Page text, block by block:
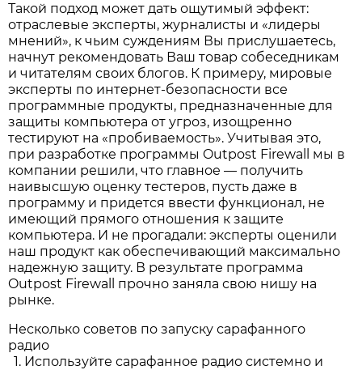
Такой подход может дать ощутимый эффект:
отраслевые эксперты, журналисты и «лидеры
мнений», к чьим суждениям Вы прислушаетесь,
начнут рекомендовать Ваш товар собеседникам
и читателям своих блогов. К примеру, мировые
эксперты по интернет-безопасности все
программные продукты, предназначенные для
защиты компьютера от угроз, изощренно
тестируют на «пробиваемость». Учитывая это,
при разработке программы Outpost Firewall мы в
компании решили, что главное — получить
наивысшую оценку тестеров, пусть даже в
программу и придется ввести функционал, не
имеющий прямого отношения к защите
компьютера. И не прогадали: эксперты оценили
наш продукт как обеспечивающий максимально
надежную защиту. В результате программа
Outpost Firewall прочно заняла свою нишу на
рынке.
Несколько советов по запуску сарафанного
радио
Используйте сарафанное радио системно и